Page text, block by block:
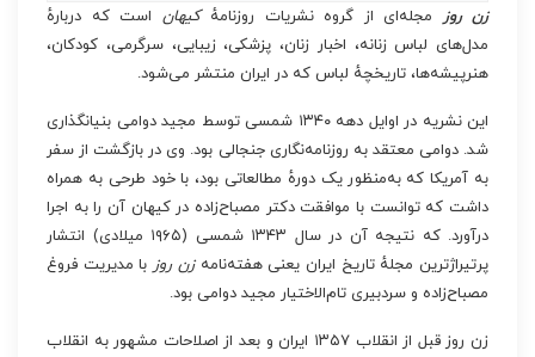
زن روز مجله‌ای از گروه نشریات روزنامهٔکیهان است که دربارهٔ
مدل‌های لباس زنانه، اخبار زنان، پزشکی، زیبایی، سرگرمی، کودکان،
هنرپیشه‌ها، تاریخچهٔ لباس که در ایران منتشر می‌شود.
این نشریه در اوایل دهه ۱۳۴۰ شمسی توسط مجید دوامی بنیانگذاری
شد. دوامی معتقد به روزنامه‌نگاری جنجالی بود. وی در بازگشت از سفر
به آمریکا که به‌منظور یک دورهٔ مطالعاتی بود، با خود طرحی به همراه
داشت که توانست با موافقت دکتر مصباح‌زاده در کیهان آن را به اجرا
درآورد. که نتیجه آن در سال ۱۳۴۳ شمسی (۱۹۶۵ میلادی) انتشار
پرتیراژترین مجلهٔ تاریخ ایران یعنی هفته‌نامهزن روز با مدیریت فروغ
مصباح‌زاده و سردبیری تام‌الاختیار مجید دوامی بود.
زن روز قبل از انقلاب ۱۳۵۷ ایران و بعد از اصلاحات مشهور به انقلاب